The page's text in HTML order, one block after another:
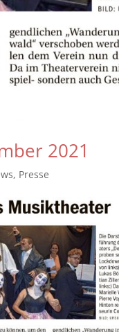
2021
, Presse